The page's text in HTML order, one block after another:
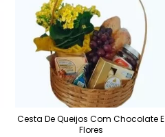
Cesta De Queijos Com Chocolate E
Flores